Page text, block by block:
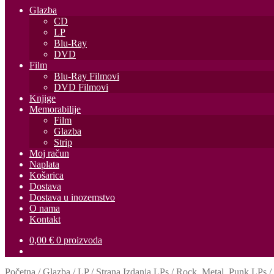
Glazba
CD
LP
Blu-Ray
DVD
Film
Blu-Ray Filmovi
DVD Filmovi
Knjige
Memorabilije
Film
Glazba
Strip
Moj račun
Naplata
Košarica
Dostava
Dostava u inozemstvo
O nama
Kontakt
0,00 € 0 proizvoda
Početna /Glazba /LP/ Strana Izdanja LPs /Rock, Metal, Punk LPs /